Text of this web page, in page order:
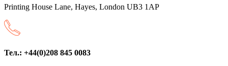
Printing House Lane, Hayes, London UB3 1AP
Тел.: +44(0)208 845 0083